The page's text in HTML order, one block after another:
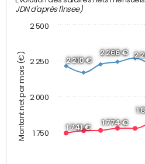
Montant net par mois (€)
JDN d'après l'Insee)
1 741 €
1 774 €
1
2 210 €
2 266 € 2
2 000
1 750
2 250
2 500